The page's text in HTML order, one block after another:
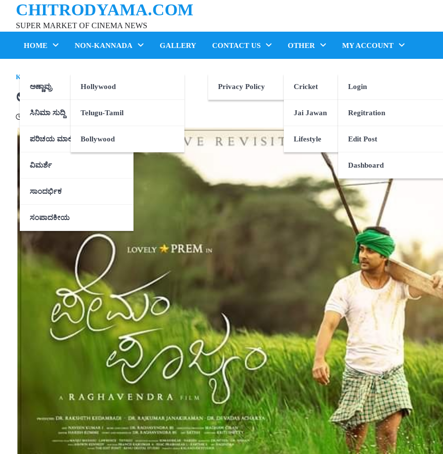
content
CHITRODYAMA.COM
SUPER MARKET OF CINEMA NEWS
HOME
ಅಣ್ಣಾವ್ರು
ಸಿನಿಮಾ ಸುದ್ದಿ
ಪರಿಚಯ ಮಾಲಿಕೆ
ವಿಮರ್ಶೆ
ಸಾಂದರ್ಭಿಕ
ಸಂಪಾದಕೀಯ
NON-KANNADA
Hollywood
Telugu-Tamil
Bollywood
GALLERY CONTACT US
Privacy Policy
OTHER
Cricket
Jai Jawan
Lifestyle
MY ACCOUNT
Login
Regitration
Edit Post
Dashboard
KANNADA
ಲವ್ಲಿ ಸ್ಟಾರ್ಪ್ರೇಮ್@25!
11/05/2020